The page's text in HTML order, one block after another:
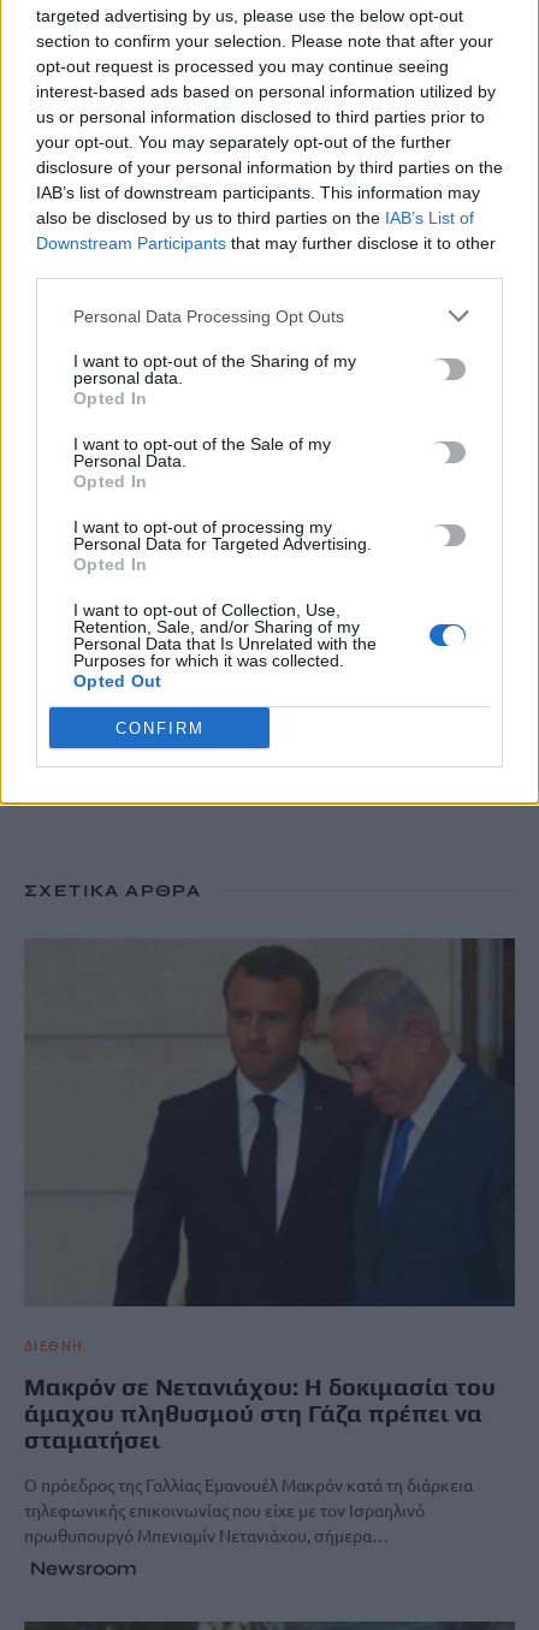
targeted advertising by us, please use the below opt-out
section to confirm your selection. Please note that after your
opt-out request is processed you may continue seeing
interest-based ads based on personal information utilized by
us or personal information disclosed to third parties prior to
your opt-out. You may separately opt-out of the further
disclosure of your personal information by third parties on the
IAB’s list of downstream participants. This information may
also be disclosed by us to third parties on the IAB’s List of
Downstream Participants that may further disclose it to other
Personal Data Processing Opt Outs
I want to opt-out of the Sharing of my
personal data.
Opted In
I want to opt-out of the Sale of my
Personal Data.
Opted In
I want to opt-out of processing my
Personal Data for Targeted Advertising.
Opted In
I want to opt-out of Collection, Use,
Retention, Sale, and/or Sharing of my
Personal Data that Is Unrelated with the
Purposes for which it was collected.
Opted Out
CONFIRM
Λευτέρης Αυγενάκης: Η γυναικεία επιχειρηματικότητα είναι
μια δύναμη που αλλάζει τον τόπο από τα μέσα
8 Αυγούστου, 2026
Ο Δήμος Μαλεβιζίου στους πρώτους Δήμους της χώρας που
εξασφάλισαν χρηματοδότηση για Σχέδιο Αστικής
Ανθεκτικότητας
Λυκαβηττό
8 Αυγούστου, 2026
8 Αυγούστου, 2026
8χρονος τραυματίστηκε στο κεφάλι μετά από βουτιά σε
παραλία
8 Αυγούστου, 2026
TRENDING
#
ΔΗΜΟΣ ΜΑΛΕΒΙΖΙΟΥ
ΛΥΚΑΒΗΤΤΟΣ # ΣΧΟΛΕΙΑ
ΣΧΕΤΙΚΆ ΆΡΘΡΑ
ΔΙΕΘΝΗ
Μακρόν σε Νετανιάχου: Η δοκιμασία του
άμαχου πληθυσμού στη Γάζα πρέπει να
σταματήσει
Ο πρόεδρος της Γαλλίας Εμανουέλ Μακρόν κατά τη διάρκεια
τηλεφωνικής επικοινωνίας που είχε με τον Ισραηλινό
πρωθυπουργό Μπενιαμίν Νετανιάχου, σήμερα…
Newsroom